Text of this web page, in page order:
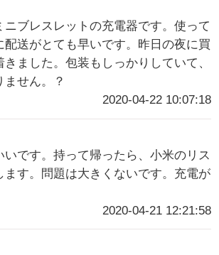
ニブレスレットの充電器です。使って
配送がとても早いです。昨日の夜に買
ました。包装もしっかりしていて、
ません。？
2020-04-22 10:07:18
いです。持って帰ったら、小米のリス
ます。問題は大きくないです。充電が
2020-04-21 12:21:58